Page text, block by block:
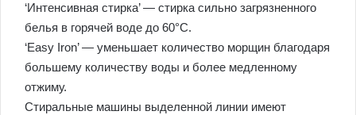
‘Интенсивная стирка’ — стирка сильно загрязненного
белья в горячей воде до 60°C.
‘Easy Iron’ — уменьшает количество морщин благодаря
большему количеству воды и более медленному
отжиму.
Стиральные машины выделенной линии имеют